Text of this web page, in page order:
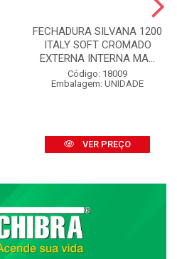
FECHADURA SILVANA 1200
ITALY SOFT CROMADO
EXTERNA INTERNA MA...
Código: 18009
Embalagem: UNIDADE
VER PREÇO